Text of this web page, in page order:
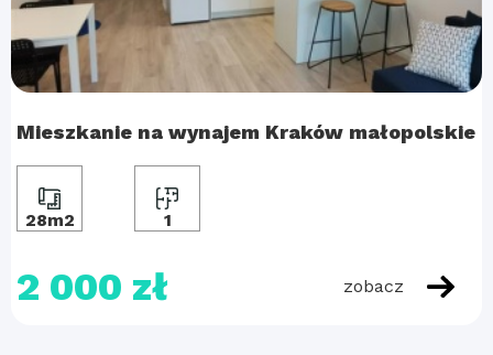
Mieszkanie na wynajem Kraków małopolskie
28m2 1
2 000 zł zobacz